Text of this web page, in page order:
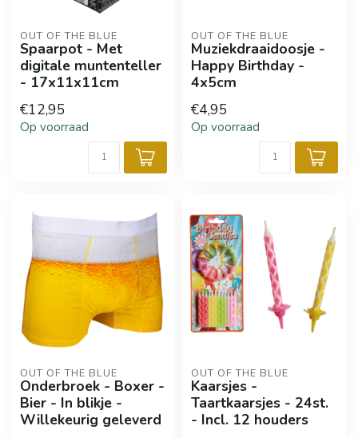
OUT OF THE BLUE
Spaarpot - Met
digitale muntenteller
- 17x11x11cm
€12,95
Op voorraad
OUT OF THE BLUE
Muziekdraaidoosje -
Happy Birthday -
4x5cm
€4,95
Op voorraad
OUT OF THE BLUE
Onderbroek - Boxer -
Bier - In blikje -
Willekeurig geleverd
OUT OF THE BLUE
Kaarsjes -
Taartkaarsjes - 24st.
- Incl. 12 houders